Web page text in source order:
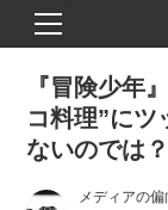
メディアの
『冒険少年
コ料理”にツ
ないのでは？